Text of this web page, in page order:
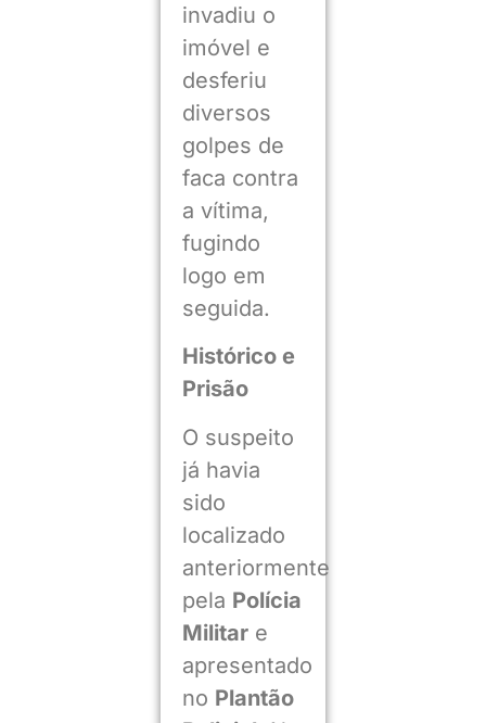
invadiu o
imóvel e
desferiu
diversos
golpes de
faca contra
a vítima,
fugindo
logo em
seguida.
Histórico e
Prisão
O suspeito
já havia
sido
localizado
anteriormente
pela Polícia
Militare
apresentado
no Plantão